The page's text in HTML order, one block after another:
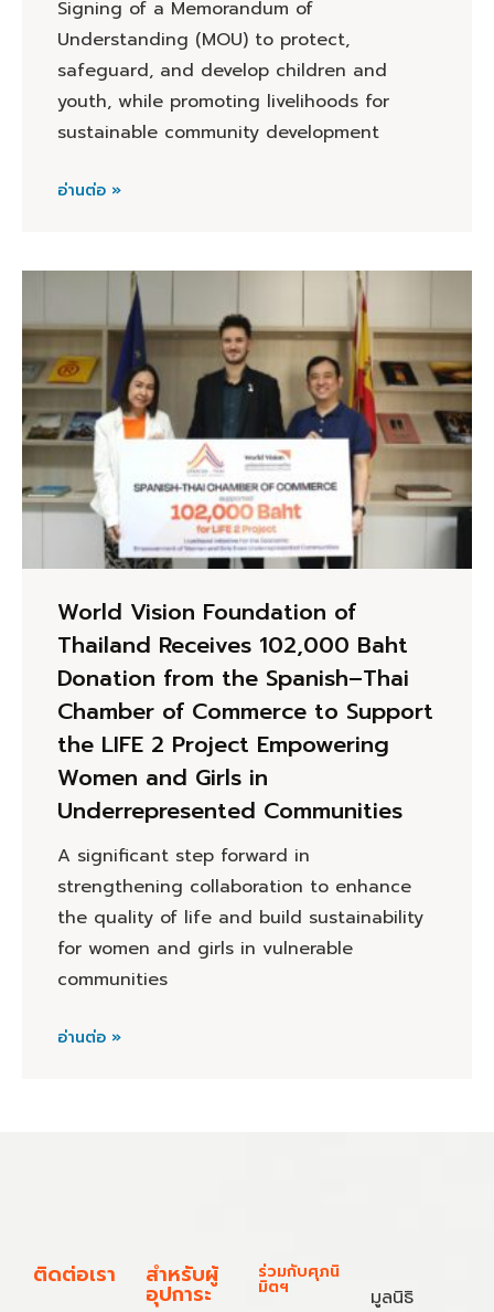
Signing of a Memorandum of
Understanding (MOU) to protect,
safeguard, and develop children and
youth, while promoting livelihoods for
sustainable community development
อ่านต่อ »
World Vision Foundation of
Thailand Receives 102,000 Baht
Donation from the Spanish–Thai
Chamber of Commerce to Support
the LIFE 2 Project Empowering
Women and Girls in
Underrepresented Communities
A significant step forward in
strengthening collaboration to enhance
the quality of life and build sustainability
for women and girls in vulnerable
communities
อ่านต่อ »
ติดต่อเรา สำหรับผู้
อุปการะ
ร่วมกับศุภนิ
มิตฯ
มูลนิธิ